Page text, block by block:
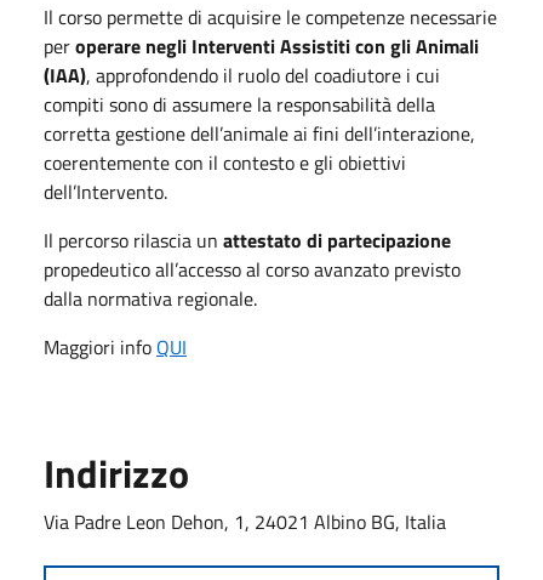
Il corso permette di acquisire le competenze necessarie
peroperare negli Interventi Assistiti con gli Animali
(IAA), approfondendo il ruolo del coadiutore i cui
compiti sono di assumere la responsabilità della
corretta gestione dell’animale ai fini dell’interazione,
coerentemente con il contesto e gli obiettivi
dell’Intervento.
Il percorso rilascia un attestato di partecipazione
propedeutico all’accesso al corso avanzato previsto
dalla normativa regionale.
Maggiori info QUI
Indirizzo
Via Padre Leon Dehon, 1, 24021 Albino BG, Italia